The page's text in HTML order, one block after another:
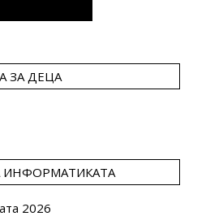
ЗА ДЕЦА
ИНФОРМАТИКАТА
2026